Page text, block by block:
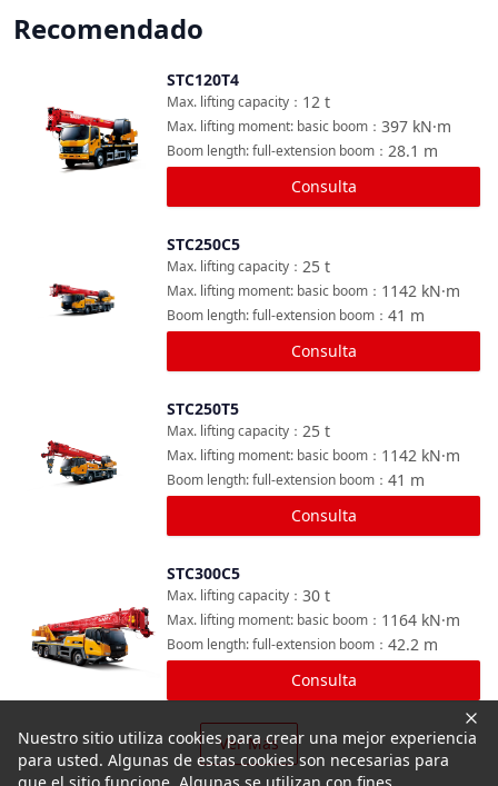
Recomendado
STC120T4
12 t
Max. lifting capacity ：
397 kN·m
Max. lifting moment: basic boom ：
28.1 m
Boom length: full-extension boom ：
Consulta
STC250C5
25 t
Max. lifting capacity ：
1142 kN·m
Max. lifting moment: basic boom ：
41 m
Boom length: full-extension boom ：
Consulta
STC250T5
25 t
Max. lifting capacity ：
1142 kN·m
Max. lifting moment: basic boom ：
41 m
Boom length: full-extension boom ：
Consulta
STC300C5
30 t
Max. lifting capacity ：
1164 kN·m
Max. lifting moment: basic boom ：
42.2 m
Boom length: full-extension boom ：
Consulta
Ver Más
Nuestro sitio utiliza cookies para crear una mejor experiencia
para usted. Algunas de estas cookies son necesarias para